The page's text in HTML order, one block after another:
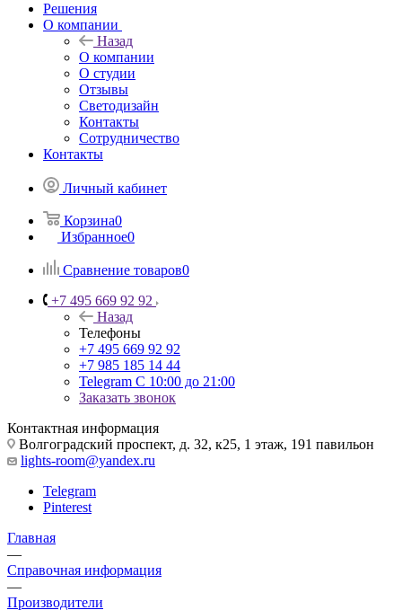
Решения
О компании
Назад
О компании
О студии
Отзывы
Светодизайн
Контакты
Сотрудничество
Контакты
Личный кабинет
Корзина0
Избранное0
Сравнение товаров0
+7 495 669 92 92
Назад
Телефоны
+7 495 669 92 92
+7 985 185 14 44
Telegram С 10:00 до 21:00
Заказать звонок
Контактная информация
Волгоградский проспект, д. 32, к25, 1 этаж, 191 павильон
lights-room@yandex.ru
Telegram
Pinterest
Главная
—
Справочная информация
—
Производители